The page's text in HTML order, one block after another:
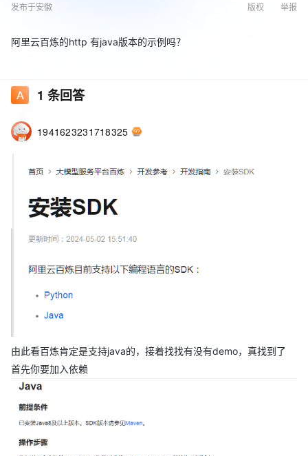
发布于安徽
举报
版权
阿里云百炼的http 有java版本的示例吗？
1 条回答
1941623231718325
由此看百炼肯定是支持java的，接着找找有没有demo，真找到了
首先你要加入依赖